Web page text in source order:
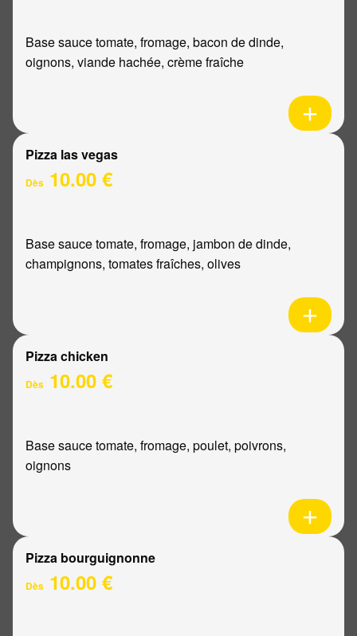
Base sauce tomate, fromage, bacon de dinde,
oignons, viande hachée, crème fraîche
Pizza las vegas
Dès 10.00 €
Base sauce tomate, fromage, jambon de dinde,
champignons, tomates fraîches, olives
Pizza chicken
Dès 10.00 €
Base sauce tomate, fromage, poulet, poivrons,
oignons
Pizza bourguignonne
Dès 10.00 €